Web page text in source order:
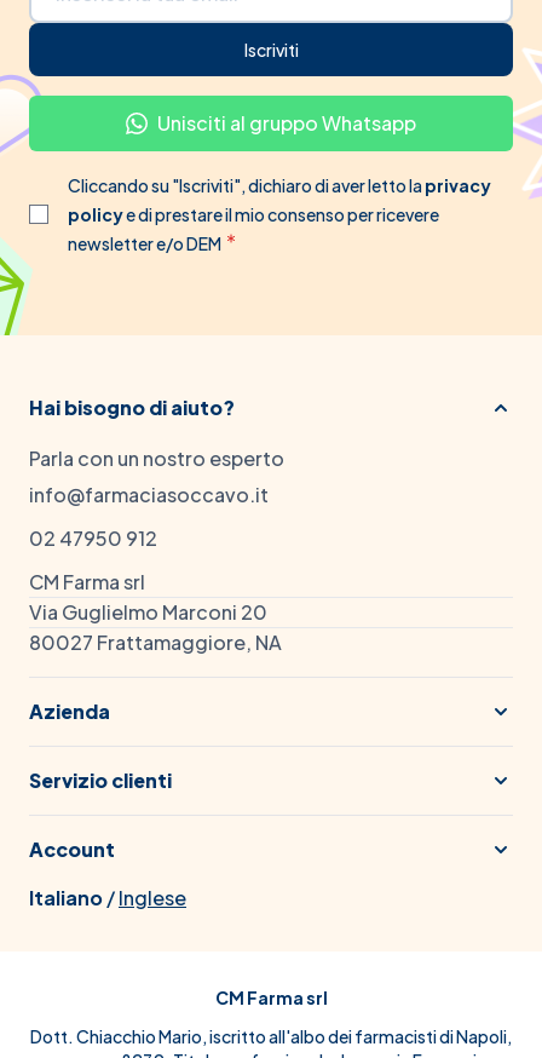
Iscriviti
Unisciti al gruppo Whatsapp
Cliccando su "Iscriviti", dichiaro di aver letto laprivacy
policye di prestare il mio consenso per ricevere
newsletter e/o DEM
Hai bisogno di aiuto?
Parla con un nostro esperto
info@farmaciasoccavo.it
02 47950 912
CM Farma srl
Via Guglielmo Marconi 20
80027 Frattamaggiore, NA
Azienda
Servizio clienti
Account
Italiano/Inglese
CM Farma srl
Dott. Chiacchio Mario, iscritto all'albo dei farmacisti di Napoli,